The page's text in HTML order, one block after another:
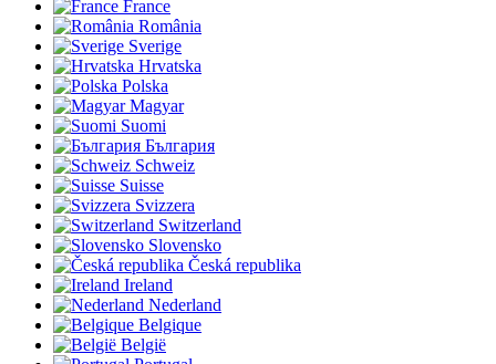
France
România
Sverige
Hrvatska
Polska
Magyar
Suomi
България
Schweiz
Suisse
Svizzera
Switzerland
Slovensko
Česká republika
Ireland
Nederland
Belgique
België